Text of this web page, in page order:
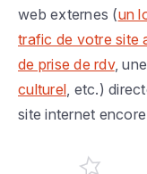
web externes (un
trafic de votre site
de prise de rdv,
culturel, etc.)
site internet